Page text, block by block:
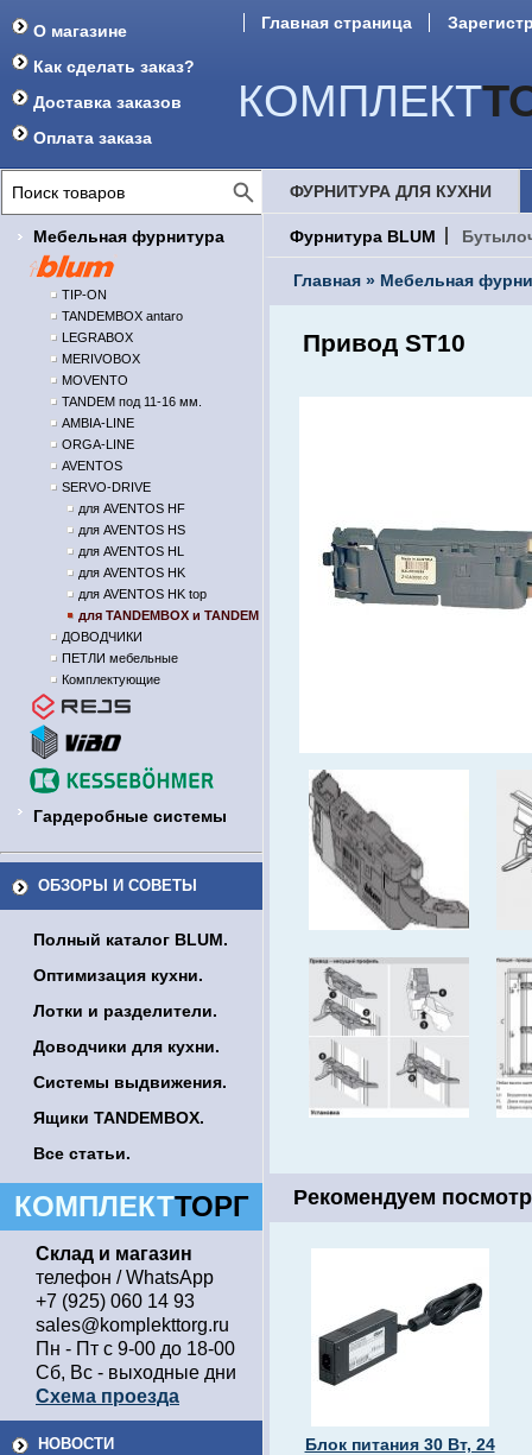
О магазине
Как сделать заказ?
Доставка заказов
Оплата заказа
Главная страница
КОМПЛЕКТ
Мебельная фурнитура
TIP-ON
TANDEMBOX antaro
LEGRABOX
MERIVOBOX
MOVENTO
TANDEM под 11-16 мм.
AMBIA-LINE
ORGA-LINE
AVENTOS
SERVO-DRIVE
для AVENTOS HF
для AVENTOS HS
для AVENTOS HL
для AVENTOS HK
для AVENTOS HK top
для TANDEMBOX и TANDEM
ДОВОДЧИКИ
ПЕТЛИ мебельные
Комплектующие
Гардеробные системы
ОБЗОРЫ И СОВЕТЫ
Полный каталог BLUM.
Оптимизация кухни.
Лотки и разделители.
Доводчики для кухни.
Системы выдвижения.
Ящики TANDEMBOX.
Все статьи.
КОМПЛЕКТТОРГ
Склад и магазин
телефон / WhatsApp
+7 (925) 060 14 93
sales@komplekttorg.ru
Пн - Пт с 9-00 до 18-00
Сб, Вс - выходные дни
Схема проезда
НОВОСТИ
ФУРНИТУРА ДЛЯ КУХНИ
Фурнитура BLUM
Главная » Мебельная
Привод ST10
Рекомендуем
Блок питания 30 Вт, 24